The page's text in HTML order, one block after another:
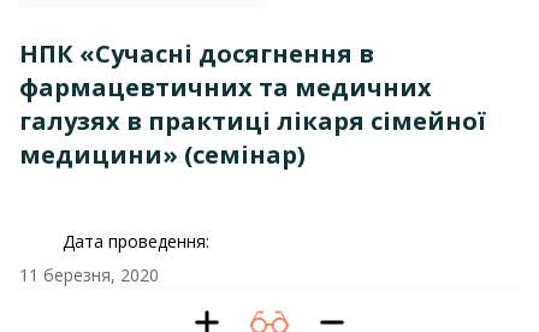
НПК «Cучасні досягнення в
фармацевтичних та медичних
галузях в практиці лікаря сімейної
медицини» (семінар)
Дата проведення:
11 березня, 2020